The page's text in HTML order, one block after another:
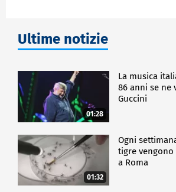
Ultime notizie
01:28
La musica
86 anni se ne
Guccini
01:32
Ogni
tigre vengono
a Roma